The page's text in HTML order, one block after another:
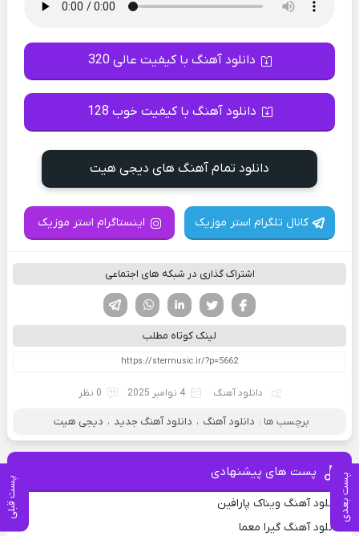
پست بعدی پست قبلی
دانلود آهنگ با کیفیت عالی 320
دانلود آهنگ با کیفیت خوب 128
دانلود تمام آهنگ های دیجی هیت
کانال تلگرام استر موزیک اینستاگرام استر موزیک
اشتراک گذاری در شبکه های اجتماعی
لینکدین تویتر
فیسوک
لینک کوتاه مطلب
دانلود آهنگ 4 نوامبر 2025 0 نظر
برچسب ها : دانلود آهنگ ، دانلود آهنگ جدید ، دیجی هیت
پست های پیشنهادی
دانلود آهنگ ویناک پارافین
دانلود آهنگ گیرا معما